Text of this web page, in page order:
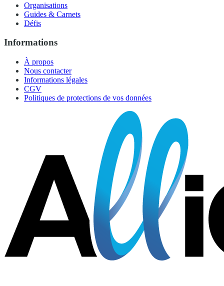
Organisations
Guides & Carnets
Défis
Informations
À propos
Nous contacter
Informations légales
CGV
Politiques de protections de vos données